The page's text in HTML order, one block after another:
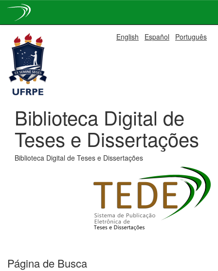
navigation
English Español Português
Biblioteca Digital de
Teses e Dissertações
Biblioteca Digital de Teses e Dissertações
Página de Busca